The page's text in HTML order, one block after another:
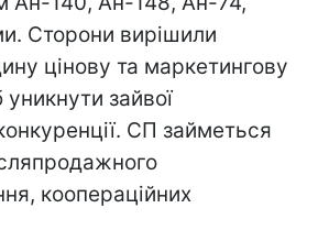
Сторони вирішили
цінову та маркетингову
зайвої
СП займеться
коопераційних